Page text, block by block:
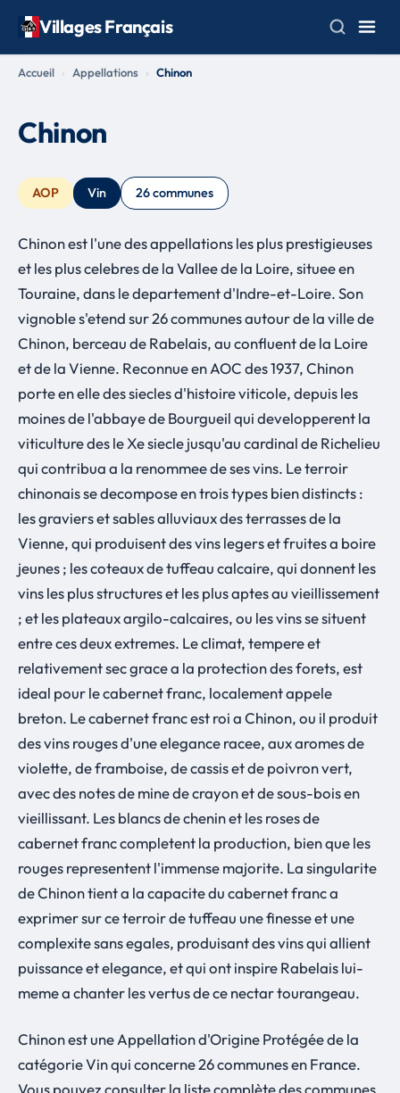
Villages Français
Accueil Appellations Chinon
Chinon
AOP Vin 26 communes
Chinon est l'une des appellations les plus prestigieuses
et les plus celebres de la Vallee de la Loire, situee en
Touraine, dans le departement d'Indre-et-Loire. Son
vignoble s'etend sur 26 communes autour de la ville de
Chinon, berceau de Rabelais, au confluent de la Loire
et de la Vienne. Reconnue en AOC des 1937, Chinon
porte en elle des siecles d'histoire viticole, depuis les
moines de l'abbaye de Bourgueil qui developperent la
viticulture des le Xe siecle jusqu'au cardinal de Richelieu
qui contribua a la renommee de ses vins. Le terroir
chinonais se decompose en trois types bien distincts :
les graviers et sables alluviaux des terrasses de la
Vienne, qui produisent des vins legers et fruites a boire
jeunes ; les coteaux de tuffeau calcaire, qui donnent les
vins les plus structures et les plus aptes au vieillissement
; et les plateaux argilo-calcaires, ou les vins se situent
entre ces deux extremes. Le climat, tempere et
relativement sec grace a la protection des forets, est
ideal pour le cabernet franc, localement appele
breton. Le cabernet franc est roi a Chinon, ou il produit
des vins rouges d'une elegance racee, aux aromes de
violette, de framboise, de cassis et de poivron vert,
avec des notes de mine de crayon et de sous-bois en
vieillissant. Les blancs de chenin et les roses de
cabernet franc completent la production, bien que les
rouges representent l'immense majorite. La singularite
de Chinon tient a la capacite du cabernet franc a
exprimer sur ce terroir de tuffeau une finesse et une
complexite sans egales, produisant des vins qui allient
puissance et elegance, et qui ont inspire Rabelais lui-
meme a chanter les vertus de ce nectar tourangeau.
Chinon est une Appellation d'Origine Protégée de la
catégorie Vin qui concerne 26 communes en France.